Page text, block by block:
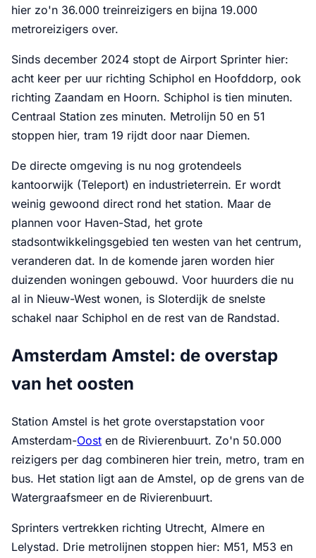
hier zo'n 36.000 treinreizigers en bijna 19.000
metroreizigers over.
Sinds december 2024 stopt de Airport Sprinter hier:
acht keer per uur richting Schiphol en Hoofddorp, ook
richting Zaandam en Hoorn. Schiphol is tien minuten.
Centraal Station zes minuten. Metrolijn 50 en 51
stoppen hier, tram 19 rijdt door naar Diemen.
De directe omgeving is nu nog grotendeels
kantoorwijk (Teleport) en industrieterrein. Er wordt
weinig gewoond direct rond het station. Maar de
plannen voor Haven-Stad, het grote
stadsontwikkelingsgebied ten westen van het centrum,
veranderen dat. In de komende jaren worden hier
duizenden woningen gebouwd. Voor huurders die nu
al in Nieuw-West wonen, is Sloterdijk de snelste
schakel naar Schiphol en de rest van de Randstad.
Amsterdam Amstel: de overstap
van het oosten
Station Amstel is het grote overstapstation voor
Amsterdam-Oost en de Rivierenbuurt. Zo'n 50.000
reizigers per dag combineren hier trein, metro, tram en
bus. Het station ligt aan de Amstel, op de grens van de
Watergraafsmeer en de Rivierenbuurt.
Sprinters vertrekken richting Utrecht, Almere en
Lelystad. Drie metrolijnen stoppen hier: M51, M53 en